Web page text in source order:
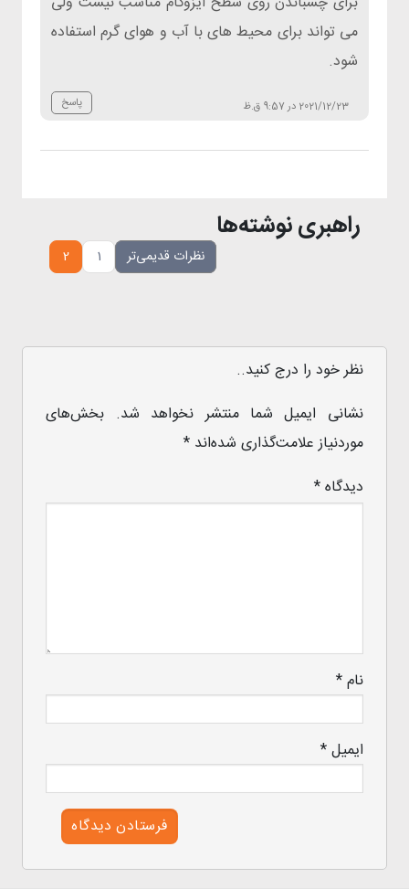
2021/12/23 در 9:57 ق.ظ
می تواند برای محیط های با آب و هوای گرم استفاده
شود.
پاسخ
راهبری نوشته‌ها
نظرات قدیمی‌تر 1
2
نظر خود را درج کنید..
نشانی ایمیل شما منتشر نخواهد شد. بخش‌های
موردنیاز علامت‌گذاری شده‌اند*
دیدگاه*
نام*
ایمیل*